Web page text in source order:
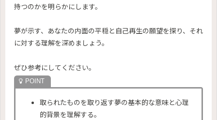
持つのかを明らかにします。
夢が示す、あなたの内面の平穏と自己再生の願望を探り、それ
に対する理解を深めましょう。
ぜひ参考にしてください。
取られたものを取り返す夢の基本的な意味と心理
的背景を理解する。